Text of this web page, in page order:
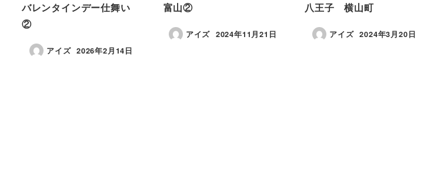
バレンタインデー仕舞い
②
アイズ 2026年2月14日
富山②
アイズ 2024年11月21日
八王子 横山町
アイズ 2024年3月20日